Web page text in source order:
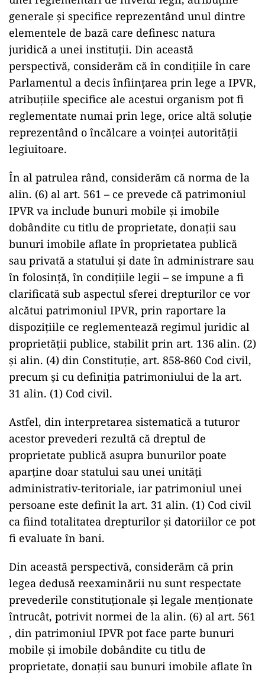
generale şi specifice reprezentând unul dintre
elementele de bază care definesc natura
juridică a unei instituţii. Din această
perspectivă, considerăm că în condiţiile în care
Parlamentul a decis înfiinţarea prin lege a IPVR,
atribuţiile specifice ale acestui organism pot fi
reglementate numai prin lege, orice altă soluţie
reprezentând o încălcare a voinţei autorităţii
legiuitoare.
În al patrulea rând, considerăm că norma de la
alin. (6) al art. 561 – ce prevede că patrimoniul
IPVR va include bunuri mobile şi imobile
dobândite cu titlu de proprietate, donaţii sau
bunuri imobile aflate în proprietatea publică
sau privată a statului şi date în administrare sau
în folosinţă, în condiţiile legii – se impune a fi
clarificată sub aspectul sferei drepturilor ce vor
alcătui patrimoniul IPVR, prin raportare la
dispoziţiile ce reglementează regimul juridic al
proprietăţii publice, stabilit prin art. 136 alin. (2)
şi alin. (4) din Constituţie, art. 858-860 Cod civil,
precum şi cu definiţia patrimoniului de la art.
31 alin. (1) Cod civil.
Astfel, din interpretarea sistematică a tuturor
acestor prevederi rezultă că dreptul de
proprietate publică asupra bunurilor poate
aparţine doar statului sau unei unităţi
administrativ-teritoriale, iar patrimoniul unei
persoane este definit la art. 31 alin. (1) Cod civil
ca fiind totalitatea drepturilor şi datoriilor ce pot
fi evaluate în bani.
Din această perspectivă, considerăm că prin
legea dedusă reexaminării nu sunt respectate
prevederile constituţionale şi legale menţionate
întrucât, potrivit normei de la alin. (6) al art. 561
, din patrimoniul IPVR pot face parte bunuri
mobile şi imobile dobândite cu titlu de
proprietate, donaţii sau bunuri imobile aflate în